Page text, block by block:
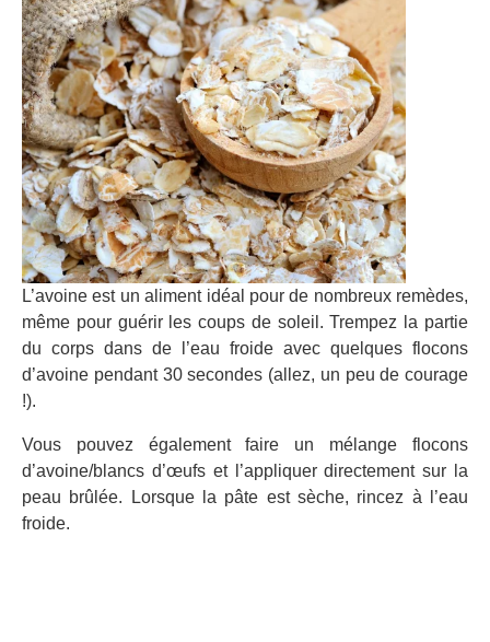
L’avoine est un aliment idéal pour de nombreux remèdes,
même pour guérir les coups de soleil. Trempez la partie
du corps dans de l’eau froide avec quelques flocons
d’avoine pendant 30 secondes (allez, un peu de courage
!).
Vous pouvez également faire un mélange flocons
d’avoine/blancs d’œufs et l’appliquer directement sur la
peau brûlée. Lorsque la pâte est sèche, rincez à l’eau
froide.